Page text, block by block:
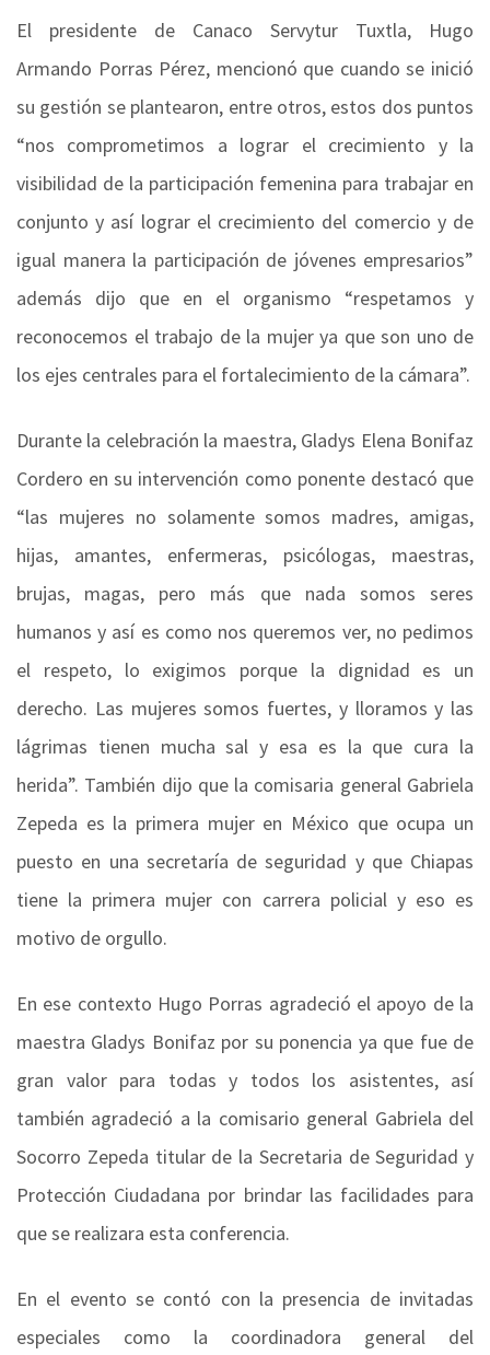
El presidente de Canaco Servytur Tuxtla, Hugo
Armando Porras Pérez, mencionó que cuando se inició
su gestión se plantearon, entre otros, estos dos puntos
“nos comprometimos a lograr el crecimiento y la
visibilidad de la participación femenina para trabajar en
conjunto y así lograr el crecimiento del comercio y de
igual manera la participación de jóvenes empresarios”
además dijo que en el organismo “respetamos y
reconocemos el trabajo de la mujer ya que son uno de
los ejes centrales para el fortalecimiento de la cámara”.
Durante la celebración la maestra, Gladys Elena Bonifaz
Cordero en su intervención como ponente destacó que
“las mujeres no solamente somos madres, amigas,
hijas, amantes, enfermeras, psicólogas, maestras,
brujas, magas, pero más que nada somos seres
humanos y así es como nos queremos ver, no pedimos
el respeto, lo exigimos porque la dignidad es un
derecho. Las mujeres somos fuertes, y lloramos y las
lágrimas tienen mucha sal y esa es la que cura la
herida”. También dijo que la comisaria general Gabriela
Zepeda es la primera mujer en México que ocupa un
puesto en una secretaría de seguridad y que Chiapas
tiene la primera mujer con carrera policial y eso es
motivo de orgullo.
En ese contexto Hugo Porras agradeció el apoyo de la
maestra Gladys Bonifaz por su ponencia ya que fue de
gran valor para todas y todos los asistentes, así
también agradeció a la comisario general Gabriela del
Socorro Zepeda titular de la Secretaria de Seguridad y
Protección Ciudadana por brindar las facilidades para
que se realizara esta conferencia.
En el evento se contó con la presencia de invitadas
especiales como la coordinadora general del